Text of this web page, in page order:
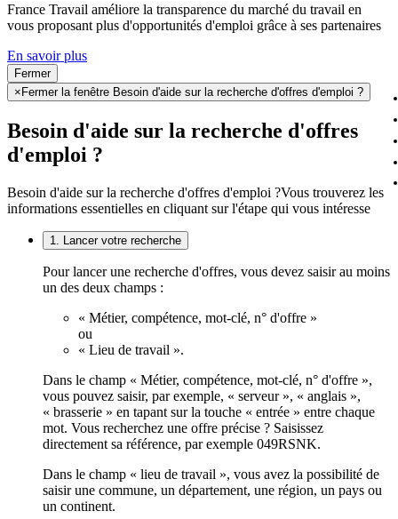
France Travail améliore la transparence du marché du travail en
vous proposant plus d'opportunités d'emploi grâce à ses partenaires
En savoir plus
Fermer
× Fermer la fenêtre Besoin d'aide sur la recherche d'offres d'emploi ?
Besoin d'aide sur la recherche d'offres
d'emploi ?
Besoin d'aide sur la recherche d'offres d'emploi ?Vous trouverez les
informations essentielles en cliquant sur l'étape qui vous intéresse
1. Lancer votre recherche
Pour lancer une recherche d'offres, vous devez saisir au moins
un des deux champs :
« Métier, compétence, mot-clé, n° d'offre »
ou
« Lieu de travail ».
Dans le champ « Métier, compétence, mot-clé, n° d'offre »,
vous pouvez saisir, par exemple, « serveur », « anglais »,
« brasserie » en tapant sur la touche « entrée » entre chaque
mot. Vous recherchez une offre précise ? Saisissez
directement sa référence, par exemple 049RSNK.
Dans le champ « lieu de travail », vous avez la possibilité de
saisir une commune, un département, une région, un pays ou
un continent.